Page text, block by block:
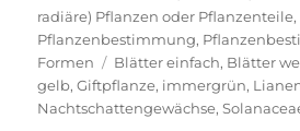
am
radiäre) Pflanzen oder Pflanzenteile,
Pflanzenbestimmung,
Formen
Schlagwörter
Blätter einfach, Blätter
gelb,Giftpflanze, immergrün,
Nachtschattengewächse,